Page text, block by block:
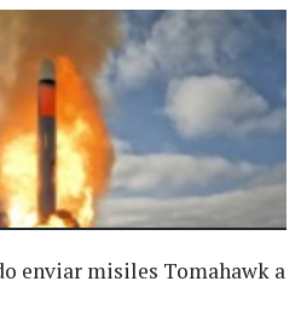
enviar misiles Tomahawk a